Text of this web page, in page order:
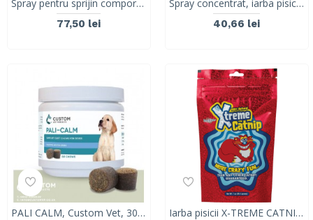
Spray pentru sprijin comportamental in caz de stres si anxietate la pisici, Dr. Seidel, 90ml
77,50 lei
Spray concentrat, iarba pisicii, X-TREME CATNIP, synergyLabs, 118ml
40,66 lei
PALI CALM, Custom Vet, 30 tablete Iarba pisicii X-TREME CATNIP, synergyLabs, plic, 28.4 g